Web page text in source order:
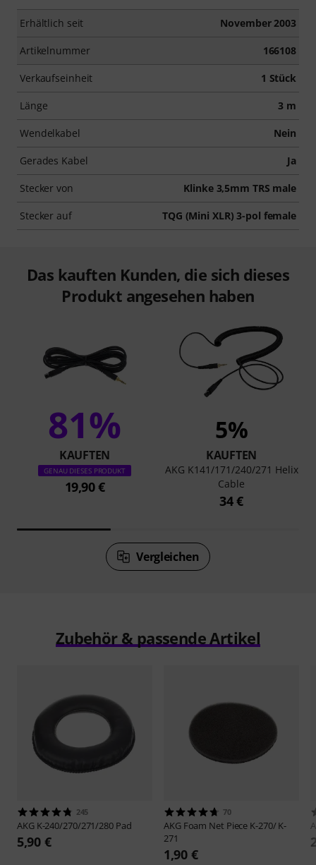
Erhältlich seit November 2003
Artikelnummer 166108
Verkaufseinheit 1 Stück
Länge 3 m
Wendelkabel Nein
Gerades Kabel Ja
Stecker von Klinke 3,5mm TRS male
Stecker auf TQG (Mini XLR) 3-pol female
Das kauften Kunden, die sich dieses
Produkt angesehen haben
81%
KAUFTEN
GENAU DIESES PRODUKT
19,90 €
5%
KAUFTEN
AKG K141/171/240/271 Helix
Cable
34 €
Vergleichen
Zubehör & passende Artikel
245
AKG K-240/270/271/280 Pad
5,90 €
70
AKG Foam Net Piece K-270/ K-
271
1,90 €